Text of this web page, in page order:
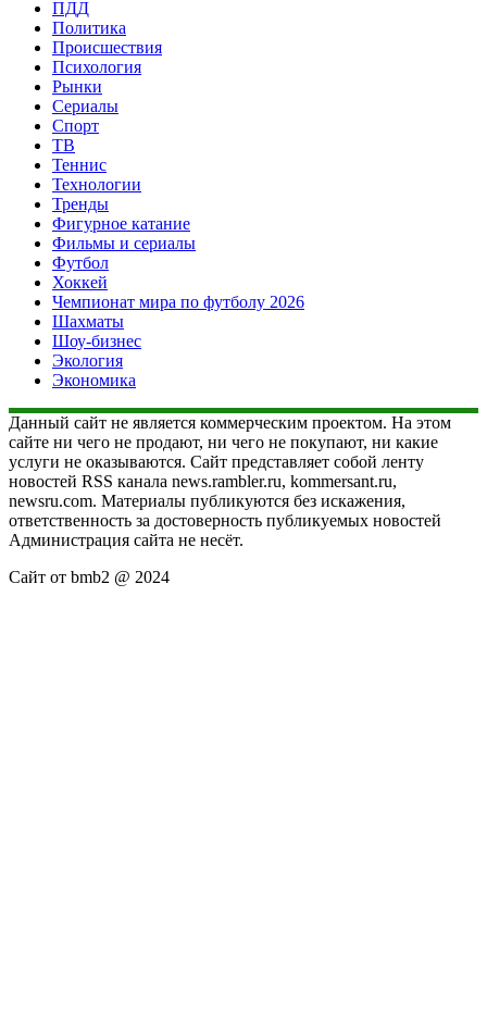
ПДД
Политика
Происшествия
Психология
Рынки
Сериалы
Спорт
ТВ
Теннис
Технологии
Тренды
Фигурное катание
Фильмы и сериалы
Футбол
Хоккей
Чемпионат мира по футболу 2026
Шахматы
Шоу-бизнес
Экология
Экономика
Данный сайт не является коммерческим проектом. На этом
сайте ни чего не продают, ни чего не покупают, ни какие
услуги не оказываются. Сайт представляет собой ленту
новостей RSS канала news.rambler.ru, kommersant.ru,
newsru.com. Материалы публикуются без искажения,
ответственность за достоверность публикуемых новостей
Администрация сайта не несёт.
Сайт от bmb2 @ 2024